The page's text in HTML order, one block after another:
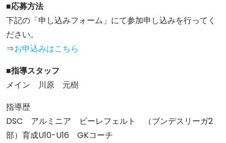
■応募方法
下記の「申し込みフォーム」にて参加申し込みを行ってく
ださい。
⇒お申込みはこちら
■指導スタッフ
メイン 川原 元樹
指導歴
DSC アルミニア ビーレフェルト （ブンデスリーガ2
部）育成U10-U16 GKコーチ